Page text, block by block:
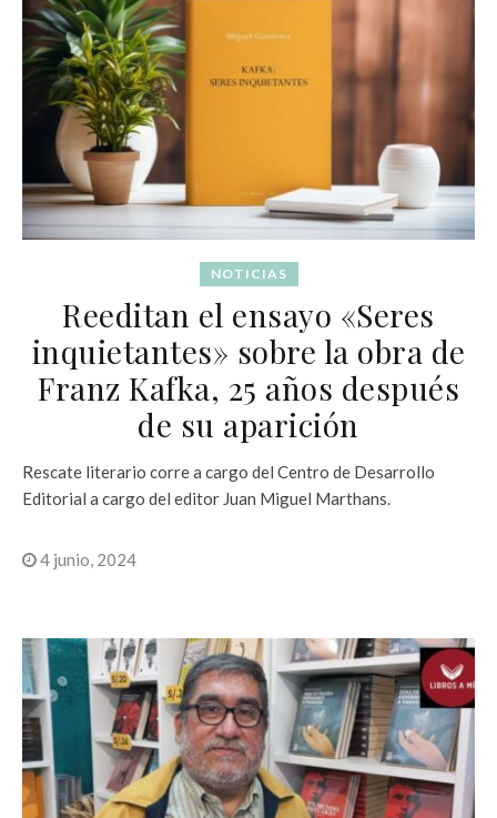
NOTICIAS
Reeditan el ensayo «Seres
inquietantes» sobre la obra de
Franz Kafka, 25 años después
de su aparición
Rescate literario corre a cargo del Centro de Desarrollo
Editorial a cargo del editor Juan Miguel Marthans.
4 junio, 2024